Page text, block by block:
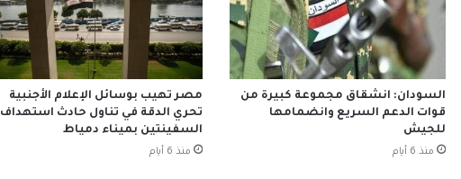
السودان: انشقاق مجموعة كبيرة من
قوات الدعم السريع وانضمامها
للجيش
منذ 6 أيام
مصر تهيب بوسائل الإعلام الأجنبية
تحري الدقة في تناول حادث استهداف
السفينتين بميناء دمياط
منذ 6 أيام